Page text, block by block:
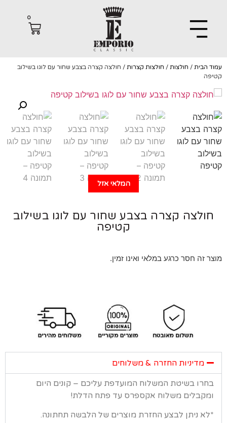
הבית/חולצות /חולצות קצרות / חולצה קצרה בצבע שחור עם לוגו בשילוב
קצרה בצבע שחור עם לוגו בשילוב
קטיפה
זה חסר כרגע במלאי ואינו זמין.
מדיניות החזרה & משלוחים
בשיטת המשלוח המועדפת עליכם – קונים היום
משלוח אקספרס עד פתח הדלת!
ניתן לבצע החזרת מוצרים של הלבשה תחתונה.
המלאי אזל